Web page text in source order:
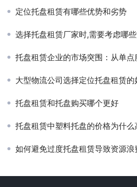
定位托盘租赁有哪些优势和劣势
选择托盘租赁厂家时,需要考虑哪
托盘租赁企业的市场突围：从单点服务
大型物流公司选择定位托盘租赁的
托盘租赁和托盘购买哪个更好
托盘租赁中塑料托盘的价格为什
如何避免过度托盘租赁导致资源浪